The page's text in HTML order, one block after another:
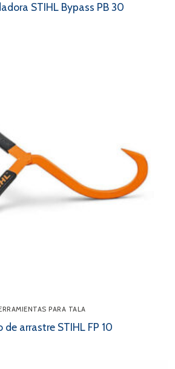
STIHL Bypass PB 30
PARA TALA
de arrastre STIHL FP 10